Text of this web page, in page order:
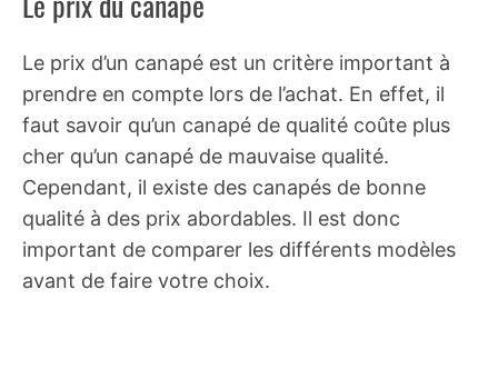
Le prix d’un canapé est un critère important à
prendre en compte lors de l’achat. En effet, il
faut savoir qu’un canapé de qualité coûte plus
cher qu’un canapé de mauvaise qualité.
Cependant, il existe des canapés de bonne
qualité à des prix abordables. Il est donc
important de comparer les différents modèles
avant de faire votre choix.